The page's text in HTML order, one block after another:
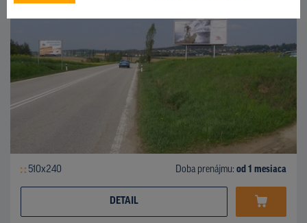
510x240 Doba prenájmu: od 1 mesiaca
DETAIL